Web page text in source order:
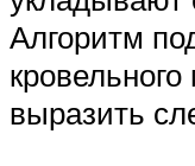
Алгоритм
выразить